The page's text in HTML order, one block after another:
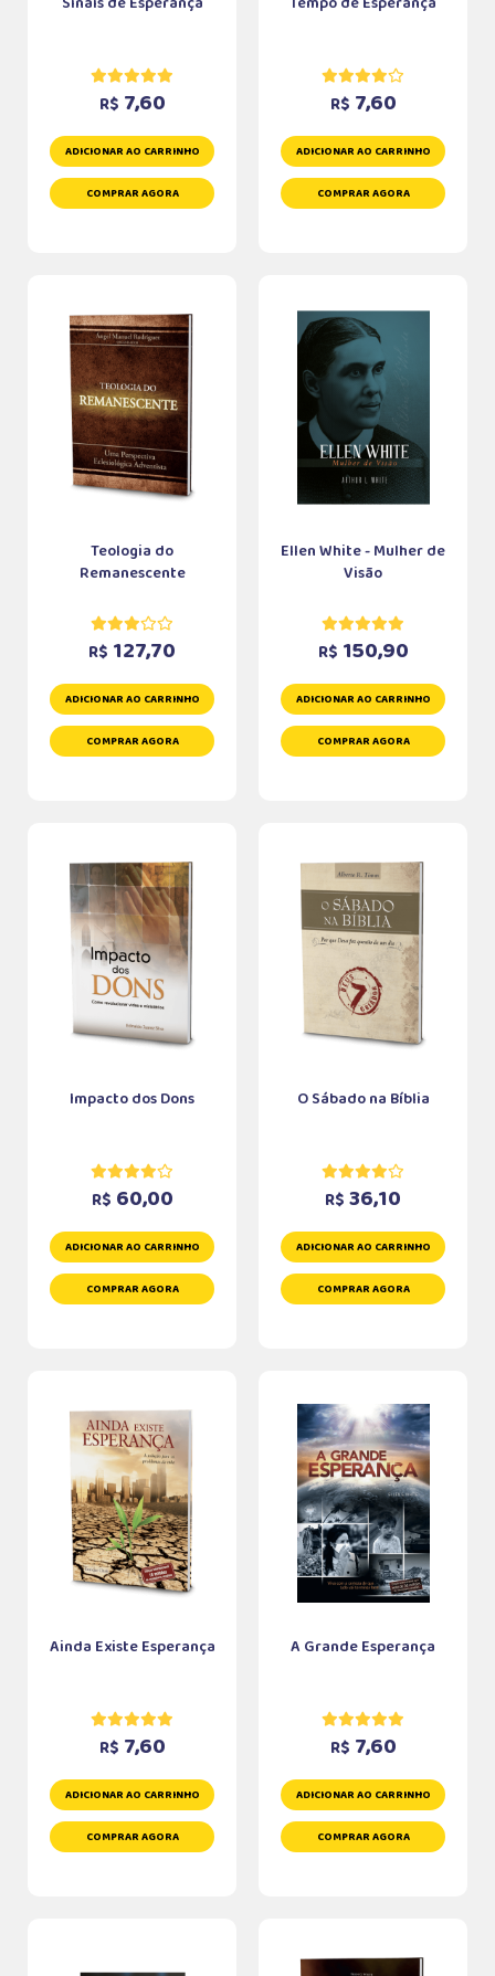
R$ 7,60
ADICIONAR AO CARRINHO
COMPRAR AGORA
R$ 7,60
ADICIONAR AO CARRINHO
COMPRAR AGORA
Teologia do
Remanescente
R$ 127,70
ADICIONAR AO CARRINHO
COMPRAR AGORA
Ellen White - Mulher de
Visão
R$ 150,90
ADICIONAR AO CARRINHO
COMPRAR AGORA
Impacto dos Dons
R$ 60,00
ADICIONAR AO CARRINHO
COMPRAR AGORA
O Sábado na Bíblia
R$ 36,10
ADICIONAR AO CARRINHO
COMPRAR AGORA
Ainda Existe Esperança
R$ 7,60
ADICIONAR AO CARRINHO
COMPRAR AGORA
A Grande Esperança
R$ 7,60
ADICIONAR AO CARRINHO
COMPRAR AGORA